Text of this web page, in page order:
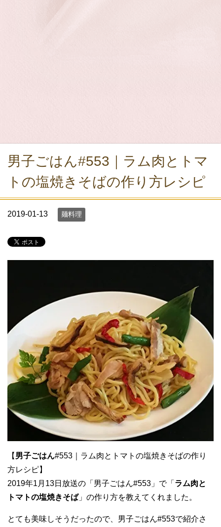
男子ごはん#553｜ラム肉とトマ
トの塩焼きそばの作り方レシピ
2019-01-13 麺料理
【 男子ごはん#553｜ラム肉とトマトの塩焼きそばの作り
方レシピ】
2019年1月13日放送の「男子ごはん#553」で「 ラム肉と
トマトの塩焼きそば」の作り方を教えてくれました。
とても美味しそうだったので、男子ごはん#553で紹介さ